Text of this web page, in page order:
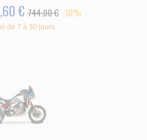
€ 744.00 € -10%
de 7 à 30 jours